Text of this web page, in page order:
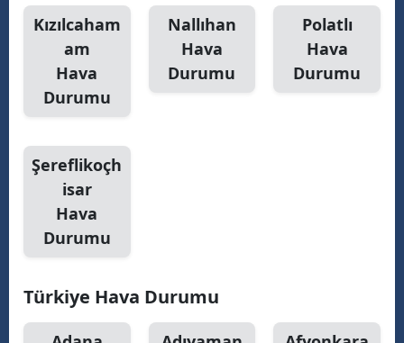
Zonguldak
Aksaray
Bayburt
Kızılcaham
am
Hava
Durumu
Nallıhan
Hava
Durumu
Polatlı
Hava
Durumu
Şereflikoçh
isar
Hava
Durumu
Türkiye Hava Durumu